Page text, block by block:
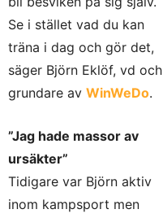
Se i stället vad du kan
träna i dag och gör det,
säger Björn Eklöf, vd och
grundare av WinWeDo.
”Jag hade massor av
ursäkter”
Tidigare var Björn aktiv
inom kampsport men